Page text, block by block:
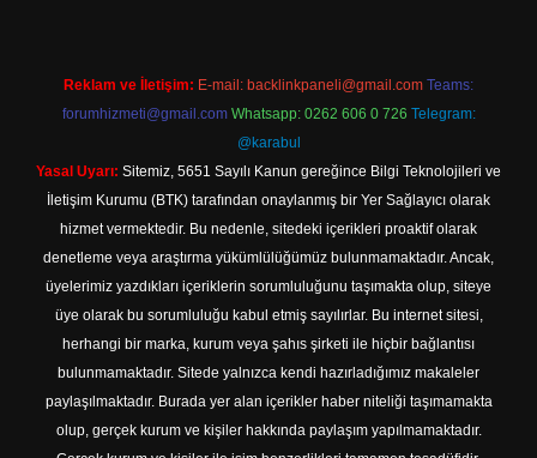
Reklam ve İletişim: E-mail: backlinkpaneli@gmail.com Teams:
forumhizmeti@gmail.com Whatsapp: 0262 606 0 726 Telegram:
@karabul
Yasal Uyarı: Sitemiz, 5651 Sayılı Kanun gereğince Bilgi Teknolojileri ve
İletişim Kurumu (BTK) tarafından onaylanmış bir Yer Sağlayıcı olarak
hizmet vermektedir. Bu nedenle, sitedeki içerikleri proaktif olarak
denetleme veya araştırma yükümlülüğümüz bulunmamaktadır. Ancak,
üyelerimiz yazdıkları içeriklerin sorumluluğunu taşımakta olup, siteye
üye olarak bu sorumluluğu kabul etmiş sayılırlar. Bu internet sitesi,
herhangi bir marka, kurum veya şahıs şirketi ile hiçbir bağlantısı
bulunmamaktadır. Sitede yalnızca kendi hazırladığımız makaleler
paylaşılmaktadır. Burada yer alan içerikler haber niteliği taşımamakta
olup, gerçek kurum ve kişiler hakkında paylaşım yapılmamaktadır.